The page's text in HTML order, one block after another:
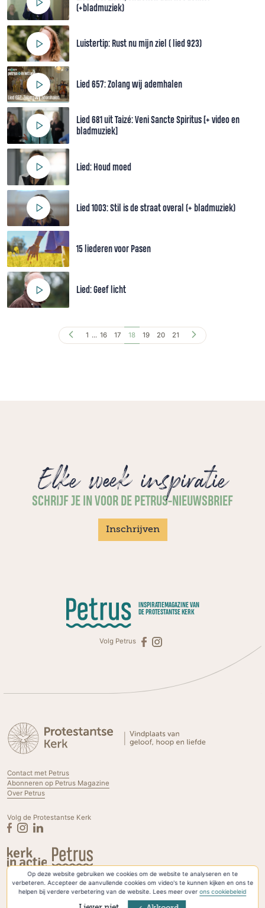
Op deze website gebruiken we cookies om de website te analyseren en te
verbeteren. Accepteer de aanvullende cookies om video's te kunnen kijken en ons te
helpen bij verdere verbetering van de website. Lees meer overons cookiebeleid
(+bladmuziek)
Luistertip: Rust nu mijn ziel ( lied 923)
Lied 657: Zolang wij ademhalen
Lied 681 uit Taizé: Veni Sancte Spiritus [+ video en
bladmuziek]
Lied: Houd moed
Lied 1003: Stil is de straat overal (+ bladmuziek)
15 liederen voor Pasen
Lied: Geef licht
1 ... 16 17 18 19 20 21
Elke week inspiratie
SCHRIJF JE IN VOOR DE PETRUS-NIEUWSBRIEF
Inschrijven
INSPIRATIEMAGAZINE VAN
DE PROTESTANTSE KERK
Volg Petrus
Contact met Petrus
Abonneren op Petrus Magazine
Over Petrus
Volg de Protestantse Kerk
Privacyverklaring & Cookies